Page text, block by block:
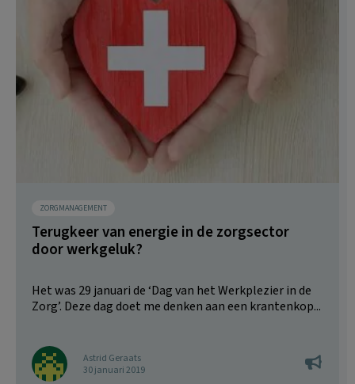
ZORGMANAGEMENT
Terugkeer van energie in de zorgsector
door werkgeluk?
Het was 29 januari de ‘Dag van het Werkplezier in de
Zorg’. Deze dag doet me denken aan een krantenkop...
Astrid Geraats
30 januari 2019